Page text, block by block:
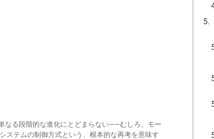
なる段階的な進化にとどまらない——むしろ、モー
ステムの制御方式という、根本的な再考を意味す